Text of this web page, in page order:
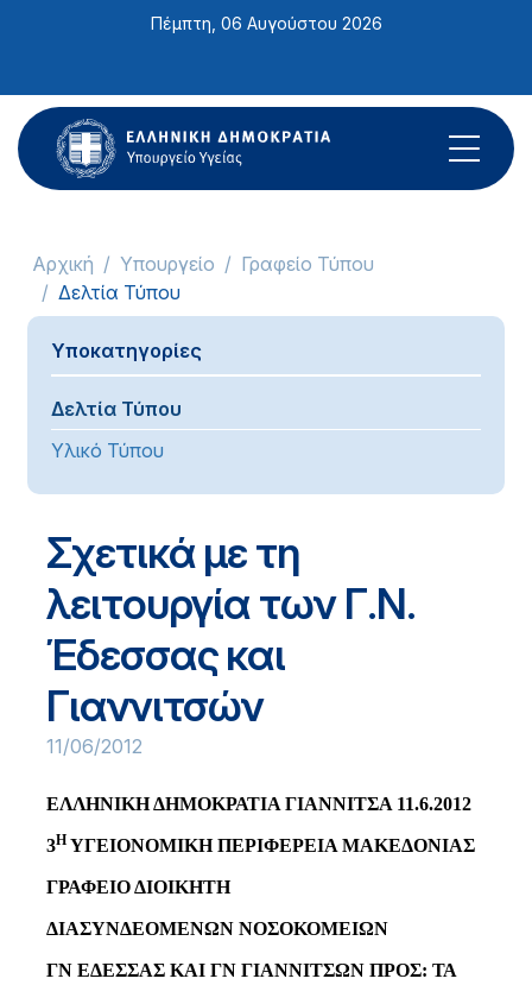
ιστότοπος
περιλαμβάνει
ένα
σύστημα
Πέμπτη, 06 Αυγούστου 2026
Αρχική Υπουργείο
Γραφείο Τύπου
Δελτία Τύπου
Υποκατηγορίες
Δελτία Τύπου
Υλικό Τύπου
Σχετικά με τη
λειτουργία των Γ.Ν.
Έδεσσας και
Γιαννιτσών
11/06/2012
ΕΛΛΗΝΙΚΗ ΔΗΜΟΚΡΑΤΙΑ ΓΙΑΝΝΙΤΣΑ 11.6.2012
3Η ΥΓΕΙΟΝΟΜΙΚΗ ΠΕΡΙΦΕΡΕΙΑ ΜΑΚΕΔΟΝΙΑΣ
ΓΡΑΦΕΙΟ ΔΙΟΙΚΗΤΗ
ΔΙΑΣΥΝΔΕΟΜΕΝΩΝ ΝΟΣΟΚΟΜΕΙΩΝ
ΓΝ ΕΔΕΣΣΑΣ ΚΑΙ ΓΝ ΓΙΑΝΝΙΤΣΩΝ ΠΡΟΣ: ΤΑ